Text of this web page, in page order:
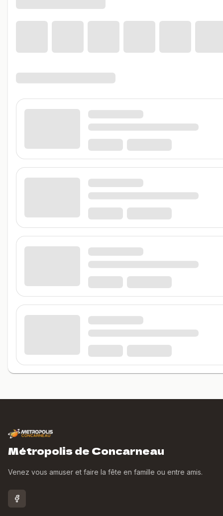
Métropolis de Concarneau
Venez vous amuser et faire la fête en famille ou entre amis.